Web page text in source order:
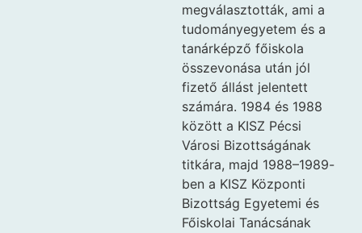
megválasztották, ami a
tudományegyetem és a
tanárképző főiskola
összevonása után jól
fizető állást jelentett
számára. 1984 és 1988
között a KISZ Pécsi
Városi Bizottságának
titkára, majd 1988–1989-
ben a KISZ Központi
Bizottság Egyetemi és
Főiskolai Tanácsának